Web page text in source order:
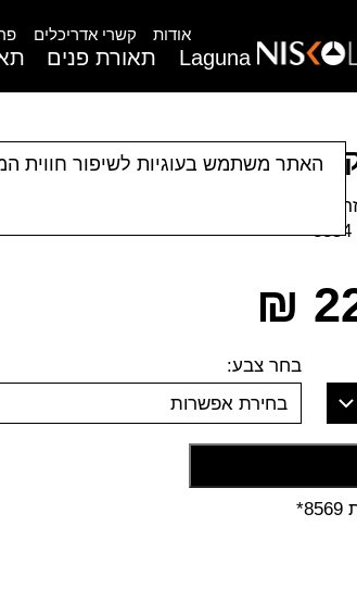
אודות קשרי אדריכלים
Laguna תאורת פנים
לקופסא 60 מ"מ
₪
בחר צבע:
בחירת אפשרות
האתר משתמש בעוגיות לשיפור חווית